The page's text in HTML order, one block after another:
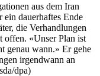
aus dem Iran
ein dauerhaftes Ende
die Verhandlungen
offen. «Unser Plan ist
genau wann.» Er gehe
irgendwann an
dpa)